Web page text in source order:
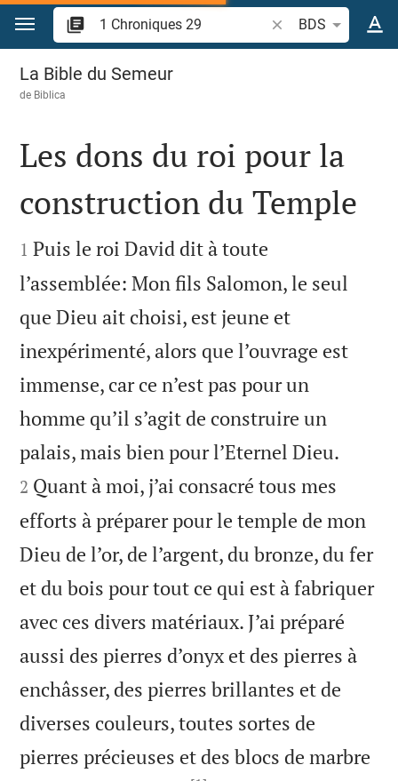
Aller vers contenu
Recherche d'un
BDS
1 Chroniques 29
La Bible du Semeur
de Biblica

Les dons du roi pour la
construction du Temple

1 Puis le roi David dit à toute
l’assemblée: Mon fils Salomon, le seul
que Dieu ait choisi, est jeune et
inexpérimenté, alors que l’ouvrage est
immense, car ce n’est pas pour un
homme qu’il s’agit de construire un
palais, mais bien pour l’Eternel Dieu.
2 Quant à moi, j’ai consacré tous mes
efforts à préparer pour le temple de mon
Dieu de l’or, de l’argent, du bronze, du fer
et du bois pour tout ce qui est à fabriquer
avec ces divers matériaux. J’ai préparé
aussi des pierres d’onyx et des pierres à
enchâsser, des pierres brillantes et de
diverses couleurs, toutes sortes de
pierres précieuses et des blocs de marbre